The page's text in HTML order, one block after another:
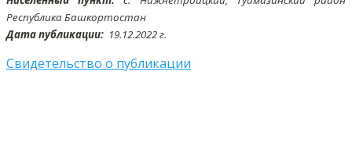
Республика Башкортостан
Дата публикации: 19.12.2022 г.
Свидетельство о публикации